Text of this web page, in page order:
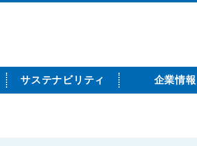
サステナビリティ 企業情報